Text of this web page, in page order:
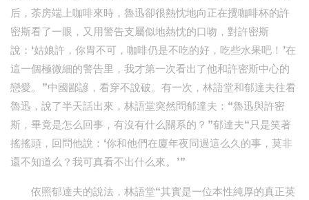
后，茶房端上咖啡來時，魯迅卻很熱忱地向正在攪咖啡杯的許
密斯看了一眼，又用警告支屬似地熱忱的口吻，對許密斯
說：‘姑娘許，你胃不可，咖啡仍是不吃的好，吃些水果吧！’在
這一個極微細的警告里，我才第一次看出了他和許密斯中心的
戀愛。”中國鄙諺，看穿不說破。有一次，林語堂和郁達夫往看
魯迅，說了半天話出來，林語堂突然問郁達夫：“魯迅與許密
斯，畢竟是怎么回事，有沒有什么關系的？”郁達夫“只是笑著
搖搖頭，回問他說：‘你和他們在廈年夜同過這么久的事，莫非
還不知道么？我可真看不出什么來。’”
依照郁達夫的說法，林語堂“其實是一位本性純厚的真正英